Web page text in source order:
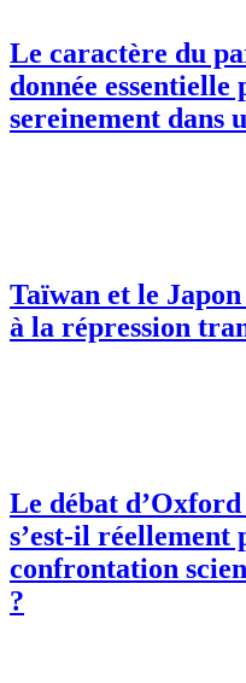
Le caractère du
donnée essentielle
sereinement dans
Taïwan et le
à la répression
Le débat
s’est-il réellement
confrontation
?